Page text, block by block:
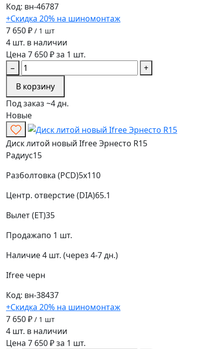
Код: вн-46787
+Скидка 20% на шиномонтаж
7 650 ₽ / 1 шт
4 шт. в наличии
Цена 7 650 ₽ за 1 шт.
−
+
В корзину
Под заказ ~4 дн.
Новые
Диск литой новый Ifree Эрнесто R15
Радиус15
Разболтовка (PCD)5x110
Центр. отверстие (DIA)65.1
Вылет (ET)35
Продажапо 1 шт.
Наличие4 шт. (через 4-7 дн.)
Ifree черн
Код: вн-38437
+Скидка 20% на шиномонтаж
7 650 ₽ / 1 шт
4 шт. в наличии
Цена 7 650 ₽ за 1 шт.